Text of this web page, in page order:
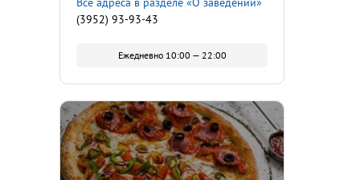
(3952) 93-93-43
Ежедневно 10:00 — 22:00